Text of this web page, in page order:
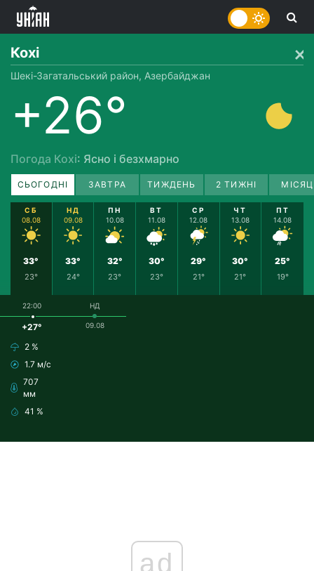
Кохі
Шекі-Загатальський район, Азербайджан
+26°
Погода Кохі: Ясно і безхмарно
СЬОГОДНІ ЗАВТРА ТИЖДЕНЬ 2 ТИЖНІ
СБ
08.08
33°
23°
НД
09.08
33°
24°
ПН
10.08
32°
23°
ВТ
11.08
30°
23°
СР
12.08
29°
21°
ЧТ
13.08
30°
21°
ПТ
14.08
25°
19°
22:00
+27°
2 %
1.7 м/с
707
мм
41 %
НД
09.08
ad